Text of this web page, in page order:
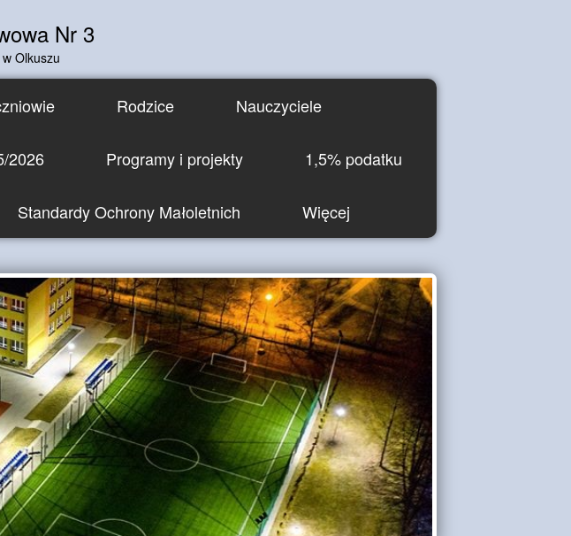
Nr 3
Olkuszu
Rodzice Nauczyciele
2026 Programy i projekty 1,5% podatku
Standardy Ochrony Małoletnich Więcej